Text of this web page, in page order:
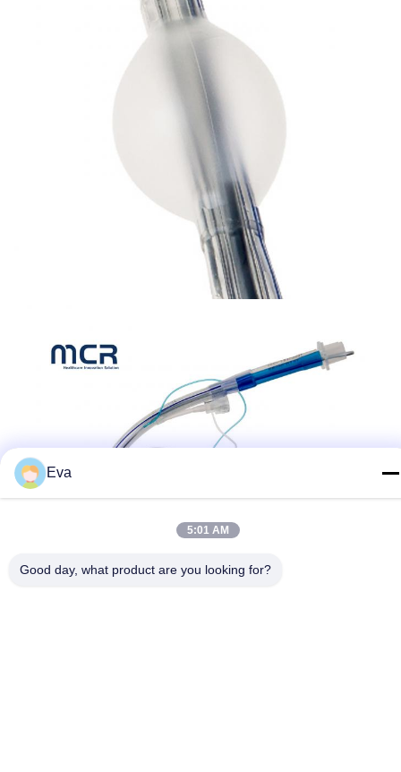
Eva
5:01 AM
Good day, what product are you looking for?